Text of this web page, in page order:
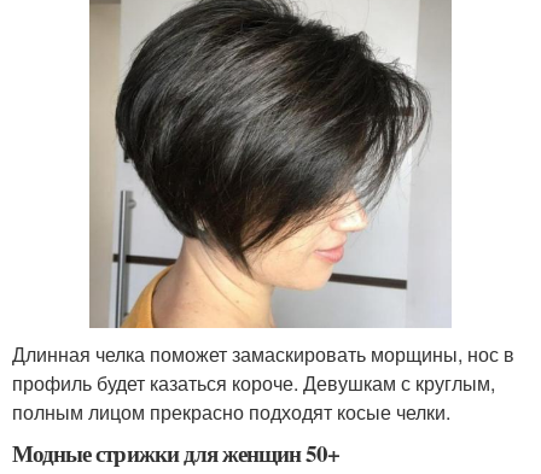
Длинная челка поможет замаскировать морщины, нос в
профиль будет казаться короче. Девушкам с круглым,
полным лицом прекрасно подходят косые челки.
Модные стрижки для женщин 50+